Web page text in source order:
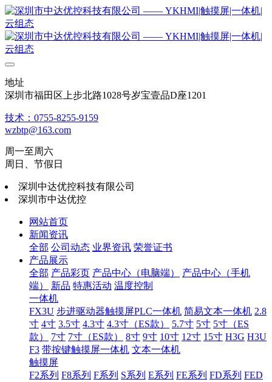
地址
深圳市福田区上步北路1028号岁宝壹品D座1201
技术：0755-8255-9159
wzbtp@163.com
周一至周六
周日、节假日
深圳中达优控科技有限公司
深圳市中达优控
网站首页
新闻资讯
全部 公司动态 业界资讯 荣誉证书
产品展示
全部 产品彩页 产品中心（电脑端）
产品中心（手机
端）
新品 特惠活动 温度控制
一体机
FX3U 步进驱动器触摸屏PLC一体机 简易文本一体机 2.8
寸 4寸 3.5寸 4.3寸 4.3寸（ES款） 5.7寸 5寸 5寸（ES
款）
7寸 7寸（ES款） 8寸 9寸 10寸 12寸 15寸 H3G H3U
F3 带按键触摸屏一体机 文本一体机
触摸屏
F2系列 F8系列 F系列 S系列 E系列 FE系列 FD系列 FED